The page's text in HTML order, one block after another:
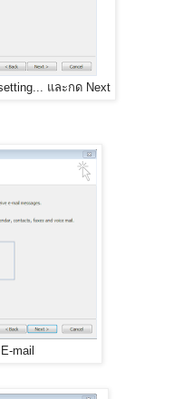
และกด Next
mail